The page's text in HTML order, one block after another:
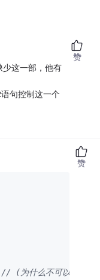
这一部，他有
句控制这一个
赞
// (为什么不可以缺少这
赞